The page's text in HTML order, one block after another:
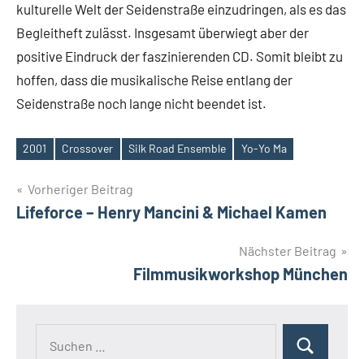
kulturelle Welt der Seidenstraße einzudringen, als es das
Begleitheft zulässt. Insgesamt überwiegt aber der
positive Eindruck der faszinierenden CD. Somit bleibt zu
hoffen, dass die musikalische Reise entlang der
Seidenstraße noch lange nicht beendet ist.
Schlagwörter
2001 Crossover Silk Road Ensemble Yo-Yo Ma
Beitragsnavigation
Vorheriger Beitrag
Lifeforce – Henry Mancini & Michael Kamen
Nächster Beitrag
Filmmusikworkshop München
Suchen